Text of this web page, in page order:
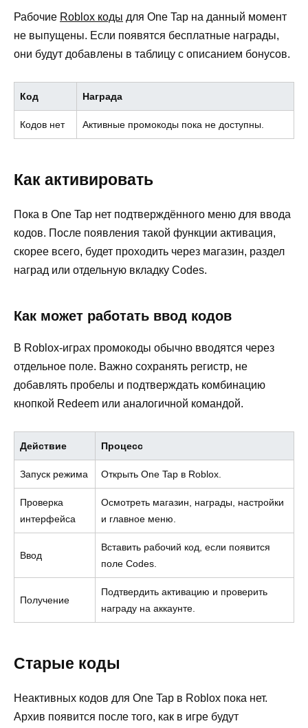
Рабочие Roblox коды для One Tap на данный момент
не выпущены. Если появятся бесплатные награды,
они будут добавлены в таблицу с описанием бонусов.
Код Награда
Кодов нет Активные промокоды пока не доступны.
Как активировать
Пока в One Tap нет подтверждённого меню для ввода
кодов. После появления такой функции активация,
скорее всего, будет проходить через магазин, раздел
наград или отдельную вкладку Codes.
Как может работать ввод кодов
В Roblox-играх промокоды обычно вводятся через
отдельное поле. Важно сохранять регистр, не
добавлять пробелы и подтверждать комбинацию
кнопкой Redeem или аналогичной командой.
Действие Процесс
Запуск режима Открыть One Tap в Roblox.
Проверка
интерфейса
Осмотреть магазин, награды, настройки
и главное меню.
Ввод
Вставить рабочий код, если появится
поле Codes.
Получение
Подтвердить активацию и проверить
награду на аккаунте.
Старые коды
Неактивных кодов для One Tap в Roblox пока нет.
Архив появится после того, как в игре будут